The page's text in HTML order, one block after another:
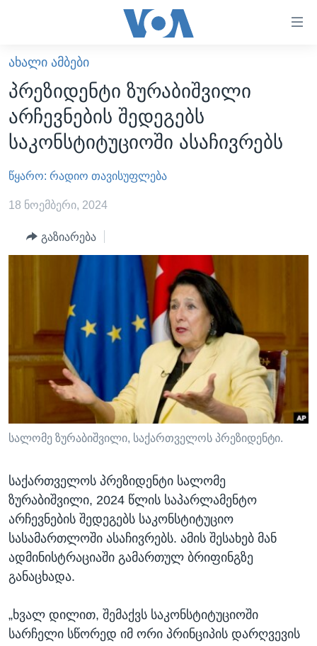
ხელმისაწვდომობისთვის
გადადით
მთავარზე
გადადით
მთავარ
ნავიგაციაზე
გადადით
ძიებაზე
ᲐᲮᲐᲚᲘ ᲐᲛᲑᲔᲑᲘ
ᲡᲐᲥᲐᲠᲗᲕᲔᲚᲝ
ᲐᲨᲨ
ᲐᲨᲨ-ᲘᲡ ᲐᲠᲩᲔᲕᲜᲔᲑᲘ 2024
ᲛᲡᲝᲤᲚᲘᲝ
ᲕᲘᲓᲔᲝᲔᲑᲘ
ᲒᲐᲓᲐᲪᲔᲛᲔᲑᲘ
ᲕᲐᲨᲘᲜᲒᲢᲝᲜᲘ ᲓᲦᲔᲡ
ᲮᲔᲓᲕᲐ ᲕᲐᲨᲘᲜᲒᲢᲝᲜᲘᲓᲐᲜ
ᲡᲢᲣᲓᲘᲐ ᲕᲐᲨᲘᲜᲒᲢᲝᲜᲘ
ᲡᲮᲕᲐ ᲡᲘᲐᲮᲚᲔᲔᲑᲘ
ᲞᲝᲚᲘᲢᲘᲙᲐ
ᲔᲙᲝᲜᲝᲛᲘᲙᲐ
ᲯᲐᲜᲛᲠᲗᲔᲚᲝᲑᲐ
ᲛᲔᲪᲜᲘᲔᲠᲔᲑᲐ
ᲙᲣᲚᲢᲣᲠᲐ
ᲓᲔᲖᲘᲜᲤᲝᲠᲛᲐᲪᲘᲐ
ᲠᲣᲡᲔᲗᲘᲡ ᲨᲔᲭᲠᲐ ᲣᲙᲠᲐᲘᲜᲐᲨᲘ
Learning English
ᲗᲕᲐᲚᲘ ᲒᲕᲐᲓᲔᲕᲜᲔᲗ
ენები
ᲐᲮᲐᲚᲘ ᲐᲛᲑᲔᲑᲘ
პრეზიდენტი ზურაბიშვილი
არჩევნების შედეგებს
საკონსტიტუციოში ასაჩივრებს
წყარო: რადიო თავისუფლება
18 ნოემბერი, 2024
გაზიარება
სალომე ზურაბიშვილი, საქართველოს პრეზიდენტი.
საქართველოს პრეზიდენტი სალომე
ზურაბიშვილი, 2024 წლის საპარლამენტო
არჩევნების შედეგებს საკონსტიტუციო
სასამართლოში ასაჩივრებს. ამის შესახებ მან
ადმინისტრაციაში გამართულ ბრიფინგზე
განაცხადა.
„ხვალ დილით, შემაქვს საკონსტიტუციოში
სარჩელი სწორედ იმ ორი პრინციპის დარღვევის